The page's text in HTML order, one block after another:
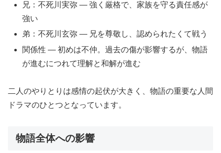
兄：不死川実弥 — 強く厳格で、家族を守る責任感が
強い
弟：不死川玄弥 — 兄を尊敬し、認められたくて戦う
関係性 — 初めは不仲。過去の傷が影響するが、物語
が進むにつれて理解と和解が進む
二人のやりとりは感情の起伏が大きく、物語の重要な人間
ドラマのひとつとなっています。
物語全体への影響